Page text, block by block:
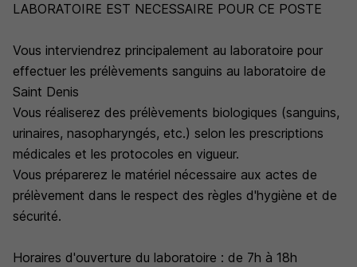
LABORATOIRE EST NECESSAIRE POUR CE POSTE
Vous interviendrez principalement au laboratoire pour
effectuer les prélèvements sanguins au laboratoire de
Saint Denis
Vous réaliserez des prélèvements biologiques (sanguins,
urinaires, nasopharyngés, etc.) selon les prescriptions
médicales et les protocoles en vigueur.
Vous préparerez le matériel nécessaire aux actes de
prélèvement dans le respect des règles d'hygiène et de
sécurité.
Horaires d'ouverture du laboratoire : de 7h à 18h